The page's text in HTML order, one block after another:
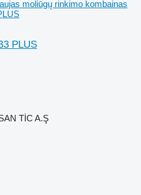
moliūgų rinkimo kombainas
PLUS
TİC A.Ş